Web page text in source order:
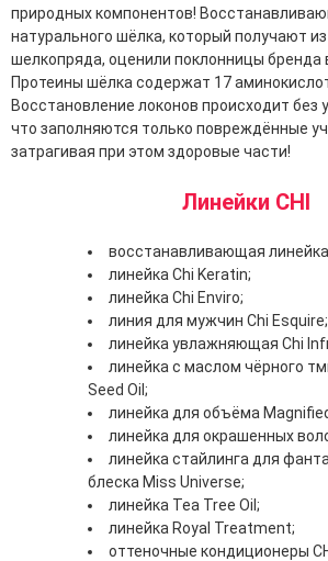
природных компонентов!
натурального шёлка, который получают из
шелкопряда, оценили поклонницы бренда
Протеины шёлка содержат 17
Восстановление локонов происходит без
что заполняются только повреждённые
затрагивая при этом здоровые части!
Линейки CHI
восстанавливающая линейка
линейка Chi Keratin;
линейка Chi Enviro;
линия для мужчин Chi Esquire;
линейка увлажняющая Chi
линейка с маслом чёрного
Seed Oil;
линейка для объёма
линейка для окрашенных
линейка стайлинга для
блеска Miss Universe;
линейка Tea Tree Oil;
линейка Royal Treatment;
оттеночные кондиционеры